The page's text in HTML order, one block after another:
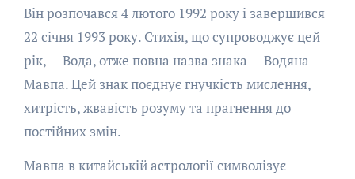
Він розпочався 4 лютого 1992 року і завершився
22 січня 1993 року. Стихія, що супроводжує цей
рік, — Вода, отже повна назва знака — Водяна
Мавпа. Цей знак поєднує гнучкість мислення,
хитрість, жвавість розуму та прагнення до
постійних змін.
Мавпа в китайській астрології символізує